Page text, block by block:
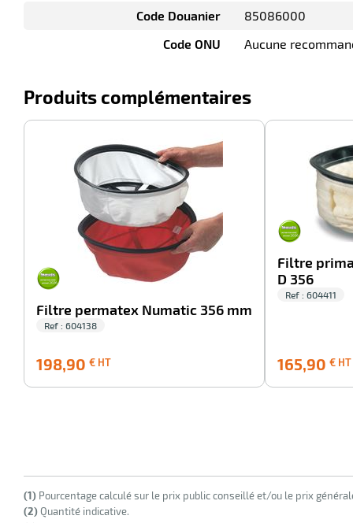
Code Douanier
85086000
Code ONU
Aucune
Produits complémentaires
Filtre permatex Numatic 356 mm
Ref : 604138
198,90 € HT
HT
Filtre
D 356
Ref : 604411
165,90 € HT
(1) Pourcentage calculé sur le prix public conseillé et/ou le prix
(2)Quantité indicative.